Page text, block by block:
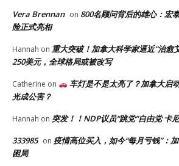
Vera Brennan on 800名顾问背后的雄心：宏
险正式亮相
Hannah on 重大突破！加拿大科学家逼近“治
250美元，全球格局或被改写
Catherine on
车灯是不是太亮了？加拿大启
光成公害？
Hannah on 突发！！NDP议员“跳党”自由党 卡
333985 on 疫情高位买入，如今“每月亏钱”：
困局